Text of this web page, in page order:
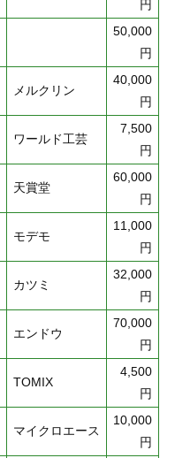
円
50,000
円
メルクリン
40,000
円
ワールド工芸
7,500
円
天賞堂
60,000
円
モデモ
11,000
円
カツミ
32,000
円
エンドウ
70,000
円
TOMIX
4,500
円
マイクロエース
10,000
円